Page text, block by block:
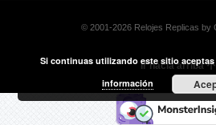
© 2001-2026 Relojes Replicas by
Ir hacia arriba
Si continuas utilizando este sitio
información